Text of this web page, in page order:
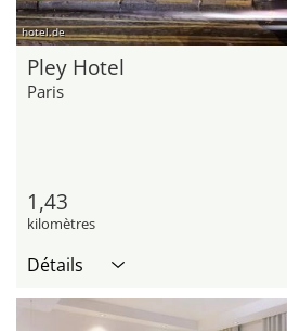
hotel.de
Pley Hotel
Paris
1,43
kilomètres
Détails